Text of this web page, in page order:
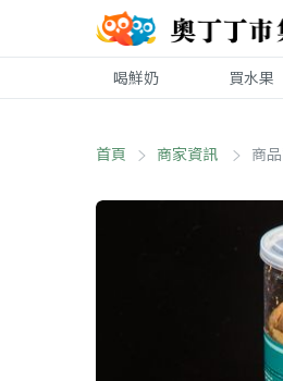
喝鮮奶 買水果
首頁 商家資訊 商